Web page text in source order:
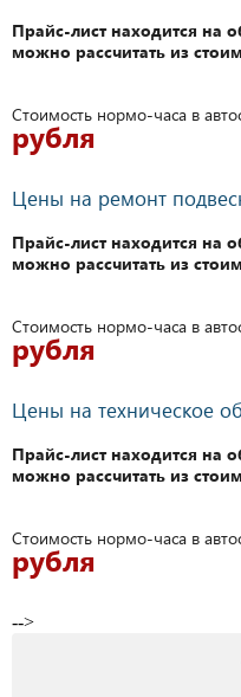
Прайс-лист находится на
можно рассчитать из
Стоимость нормо-часа в
рубля
Цены на ремонт
Прайс-лист находится на
можно рассчитать из
Стоимость нормо-часа в
рубля
Цены на техническое
Прайс-лист находится на
можно рассчитать из
Стоимость нормо-часа в
рубля
-->